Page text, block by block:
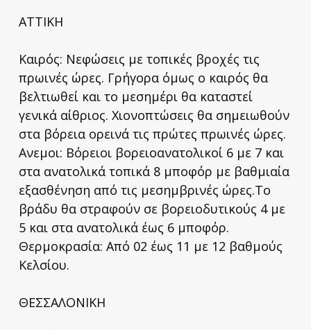
ΑΤΤΙΚΗ
Καιρός: Νεφώσεις με τοπικές βροχές τις
πρωινές ώρες. Γρήγορα όμως ο καιρός θα
βελτιωθεί και το μεσημέρι θα καταστεί
γενικά αίθριος. Χιονοπτώσεις θα σημειωθούν
στα βόρεια ορεινά τις πρώτες πρωινές ώρες.
Ανεμοι: Βόρειοι βορειοανατολικοί 6 με 7 και
στα ανατολικά τοπικά 8 μποφόρ με βαθμιαία
εξασθένηση από τις μεσημβρινές ώρες.Το
βράδυ θα στραφούν σε βορειοδυτικούς 4 με
5 και στα ανατολικά έως 6 μποφόρ.
Θερμοκρασία: Από 02 έως 11 με 12 βαθμούς
Κελσίου.
ΘΕΣΣΑΛΟΝΙΚΗ